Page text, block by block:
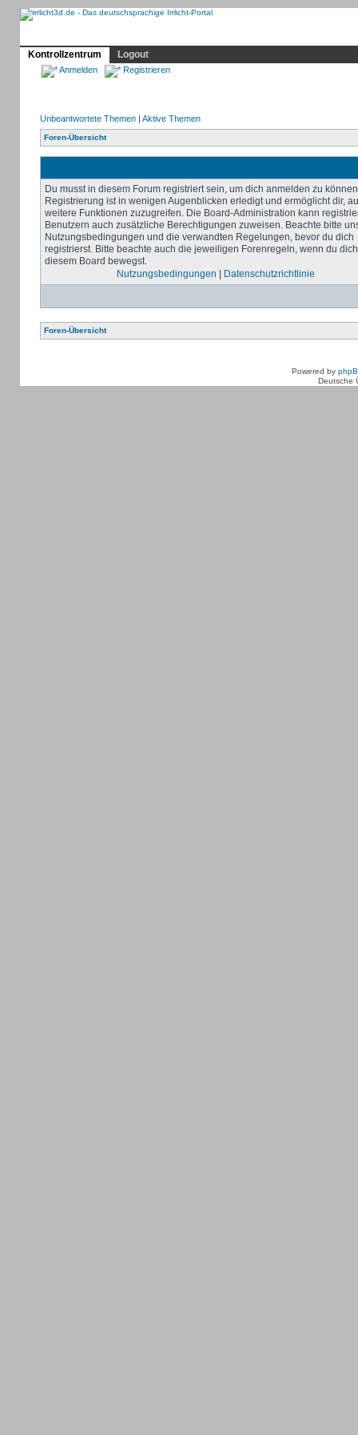
Kontrollzentrum
Logout
Anmelden Registrieren
Unbeantwortete Themen| Aktive Themen
Foren-Übersicht
Du musst in diesem Forum registriert sein, um dich anmelden zu
Registrierung ist in wenigen Augenblicken erledigt und ermöglicht dir,
weitere Funktionen zuzugreifen. Die Board-Administration kann
Benutzern auch zusätzliche Berechtigungen zuweisen. Beachte bitte
Nutzungsbedingungen und die verwandten Regelungen, bevor du dich
registrierst. Bitte beachte auch die jeweiligen Forenregeln, wenn du
diesem Board bewegst.
Nutzungsbedingungen
Datenschutzrichtlinie
Foren-Übersicht
Powered by
Deutsche